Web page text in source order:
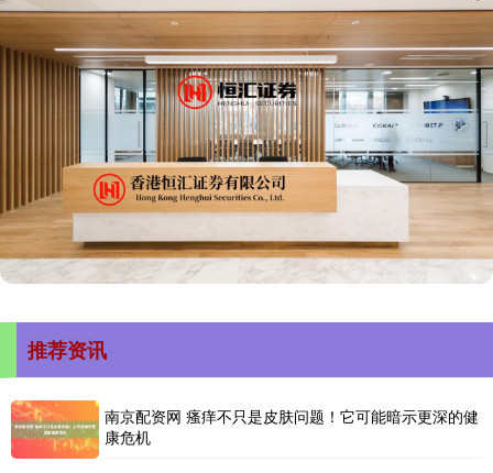
推荐资讯
南京配资网 瘙痒不只是皮肤问题！它可能暗示更深的健
康危机